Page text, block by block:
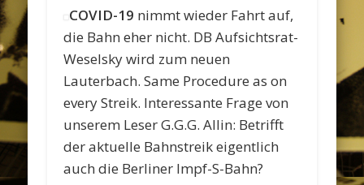
COVID-19 nimmt wieder Fahrt auf,
die Bahn eher nicht. DB Aufsichtsrat-
Weselsky wird zum neuen
Lauterbach. Same Procedure as on
every Streik. Interessante Frage von
unserem Leser G.G.G. Allin: Betrifft
der aktuelle Bahnstreik eigentlich
auch die Berliner Impf-S-Bahn?